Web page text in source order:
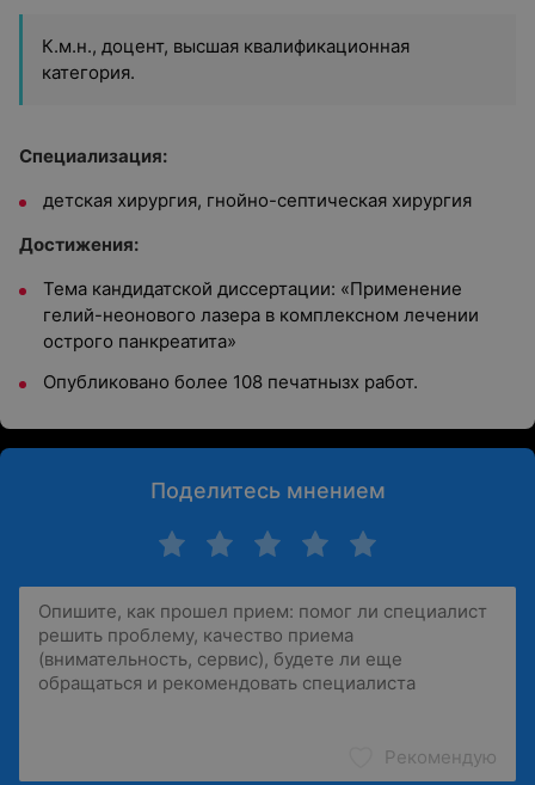
К.м.н., доцент, высшая квалификационная
категория.
Специализация:
детская хирургия, гнойно-септическая хирургия
Достижения:
Тема кандидатской диссертации: «Применение
гелий-неонового лазера в комплексном лечении
острого панкреатита»
Опубликовано более 108 печатнызх работ.
Поделитесь мнением
Рекомендую